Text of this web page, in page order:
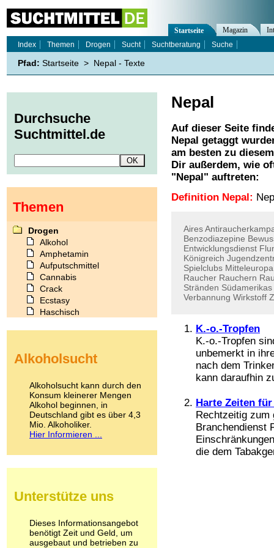
Nepal
Auf dieser Seite
Nepal getaggt
am besten zu
Dir außerdem, wie
" Nepal " auftreten:
Definition Nepal:
Aires
Benzodiazepine
Entwicklungsdienst
Königreich
Spielclubs Mitteleuropa
Raucher Rauchern
Stränden Südamerikas
Verbannung Wirkstoff
K.-o.-Tropfen
K.-o.-Tropfen
unbemerkt in
nach dem
kann daraufhin
Harte Zeiten
Rechtzeitig zum
Branchendienst
die dem
Startseite Magazin
Index
Themen Drogen Sucht Suchtberatung Suche
Pfad: Startseite > Nepal - Texte
Durchsuche
Suchtmittel.de
Themen
Drogen
Alkohol
Amphetamin
Aufputschmittel
Cannabis
Crack
Ecstasy
Haschisch
Kokain
LSD
Marihuana
Medikamente
Meskalin
Metamphetamin
Methadon
Pilze
Psychopharmaka
Schlafmittel
Schmerzmittel
Alkoholsucht
Alkoholsucht kann durch den
Konsum kleinerer Mengen
Alkohol beginnen, in
Deutschland gibt es über 4,3
Mio. Alkoholiker.
Hier Informieren ...
Unterstütze uns
Dieses Informationsangebot
benötigt Zeit und Geld, um
ausgebaut und betrieben zu